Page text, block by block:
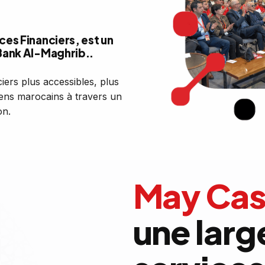
Financiers, est un
Al-Maghrib..
plus accessibles, plus
marocains à travers un
May
une